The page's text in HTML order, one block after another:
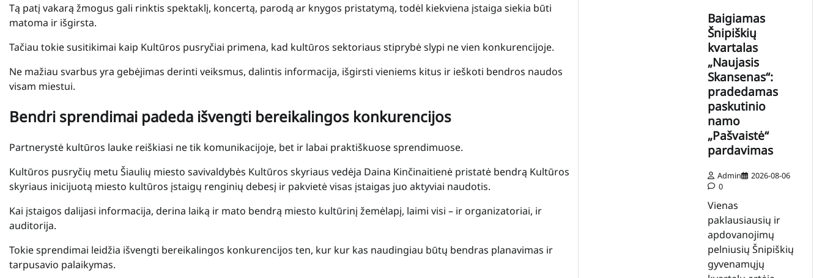
Tą patį vakarą žmogus gali rinktis spektaklį, koncertą, parodą ar knygos pristatymą, todėl kiekviena įstaiga siekia būti
matoma ir išgirsta.
Tačiau tokie susitikimai kaip Kultūros pusryčiai primena, kad kultūros sektoriaus stiprybė slypi ne vien konkurencijoje.
Ne mažiau svarbus yra gebėjimas derinti veiksmus, dalintis informacija, išgirsti vieniems kitus ir ieškoti bendros naudos
visam miestui.
Bendri sprendimai padeda išvengti bereikalingos konkurencijos
Partnerystė kultūros lauke reiškiasi ne tik komunikacijoje, bet ir labai praktiškuose sprendimuose.
Kultūros pusryčių metu Šiaulių miesto savivaldybės Kultūros skyriaus vedėja Daina Kinčinaitienė pristatė bendrą Kultūros
skyriaus inicijuotą miesto kultūros įstaigų renginių debesį ir pakvietė visas įstaigas juo aktyviai naudotis.
Kai įstaigos dalijasi informacija, derina laiką ir mato bendrą miesto kultūrinį žemėlapį, laimi visi – ir organizatoriai, ir
auditorija.
Tokie sprendimai leidžia išvengti bereikalingos konkurencijos ten, kur kur kas naudingiau būtų bendras planavimas ir
tarpusavio palaikymas.
Baigiamas
Šnipiškių
kvartalas
„Naujasis
Skansenas“:
pradedamas
paskutinio
namo
„Pašvaistė“
pardavimas
Admin
2026-08-06
0
Vienas
paklausiausių ir
apdovanojimų
pelniusių Šnipiškių
gyvenamųjų